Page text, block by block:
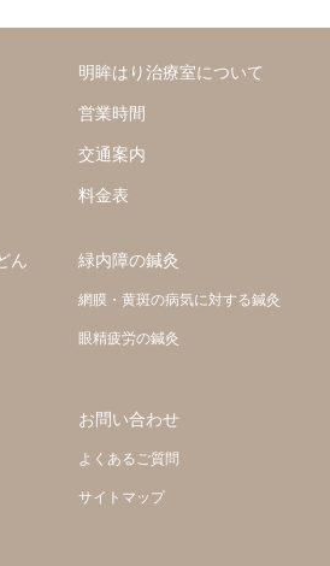
明眸はり治療室について
営業時間
交通案内
料金表
ん
緑内障の鍼灸
網膜・黄斑の病気に対する鍼灸
眼精疲労の鍼灸
お問い合わせ
よくあるご質問
サイトマップ